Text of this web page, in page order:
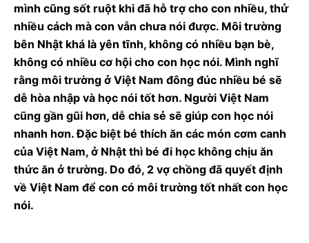
mình cũng sốt ruột khi đã hỗ trợ cho con nhiều, thử
nhiều cách mà con vẫn chưa nói được. Môi trường
bên Nhật khá là yên tĩnh, không có nhiều bạn bè,
không có nhiều cơ hội cho con học nói. Mình nghĩ
rằng môi trường ở Việt Nam đông đúc nhiều bé sẽ
dễ hòa nhập và học nói tốt hơn. Người Việt Nam
cũng gần gũi hơn, dễ chia sẻ sẽ giúp con học nói
nhanh hơn. Đặc biệt bé thích ăn các món cơm canh
của Việt Nam, ở Nhật thì bé đi học không chịu ăn
thức ăn ở trường. Do đó, 2 vợ chồng đã quyết định
về Việt Nam để con có môi trường tốt nhất con học
nói.